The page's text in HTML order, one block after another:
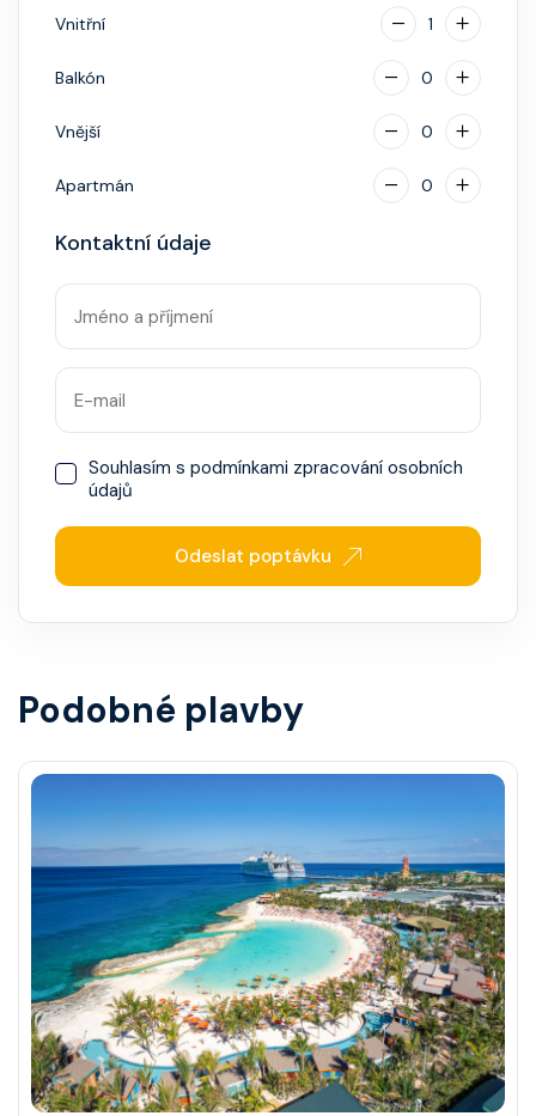
hotovostní zálohu.
Vnitřní 1
Balkón 0
Vnější 0
Apartmán 0
Kontaktní údaje
Souhlasím s podmínkami zpracování osobních
údajů
Odeslat poptávku
Podobné plavby